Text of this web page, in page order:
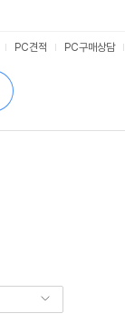
PC견적 PC구매상담